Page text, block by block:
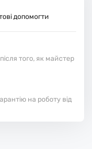
допомогти
того, як майстер
на роботу від